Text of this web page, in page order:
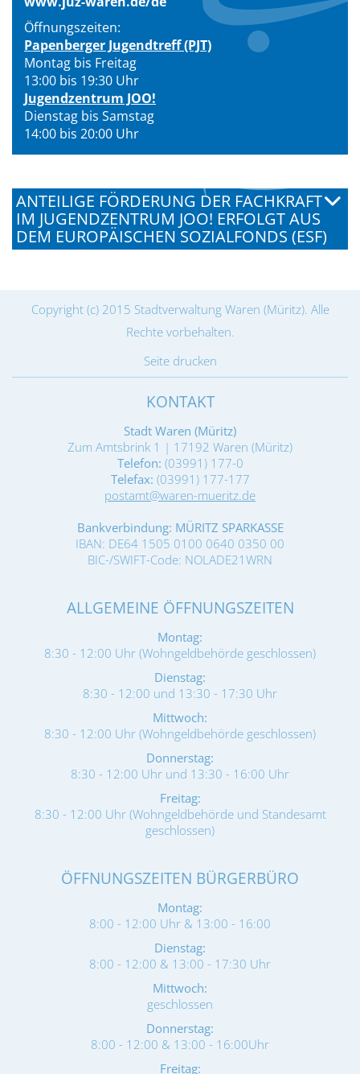
Öffnungszeiten:
Papenberger Jugendtreff (PJT)
Montag bis Freitag
13:00 bis 19:30 Uhr
Jugendzentrum JOO!
Dienstag bis Samstag
14:00 bis 20:00 Uhr
ANTEILIGE FÖRDERUNG DER FACHKRAFT
IM JUGENDZENTRUM JOO! ERFOLGT AUS
DEM EUROPÄISCHEN SOZIALFONDS (ESF)
Copyright (c) 2015 Stadtverwaltung Waren (Müritz). Alle
Rechte vorbehalten.
Seite drucken
KONTAKT
Stadt Waren (Müritz)
Zum Amtsbrink 1 | 17192 Waren (Müritz)
Telefon: (03991) 177-0
Telefax: (03991) 177-177
postamt@waren-mueritz.de
Bankverbindung: MÜRITZ SPARKASSE
IBAN: DE64 1505 0100 0640 0350 00
BIC-/SWIFT-Code: NOLADE21WRN
ALLGEMEINE ÖFFNUNGSZEITEN
Montag:
8:30 - 12:00 Uhr (Wohngeldbehörde geschlossen)
Dienstag:
8:30 - 12:00 und 13:30 - 17:30 Uhr
Mittwoch:
8:30 - 12:00 Uhr (Wohngeldbehörde geschlossen)
Donnerstag:
8:30 - 12:00 Uhr und 13:30 - 16:00 Uhr
Freitag:
8:30 - 12:00 Uhr (Wohngeldbehörde und Standesamt
geschlossen)
ÖFFNUNGSZEITEN BÜRGERBÜRO
Montag:
8:00 - 12:00 Uhr & 13:00 - 16:00
Dienstag:
8:00 - 12:00 & 13:00 - 17:30 Uhr
Mittwoch:
geschlossen
Donnerstag:
8:00 - 12:00 & 13:00 - 16:00Uhr
Freitag: